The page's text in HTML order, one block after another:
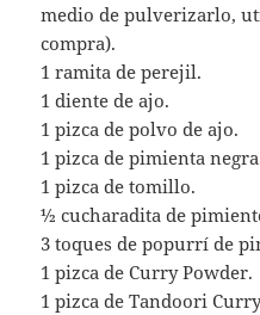
medio de pulverizarlo,
compra).
1 ramita de perejil.
1 diente de ajo.
1 pizca de polvo de ajo.
1 pizca de pimienta
1 pizca de tomillo.
½ cucharadita de
3 toques de popurrí de
1 pizca de Curry Powder.
1 pizca de Tandoori